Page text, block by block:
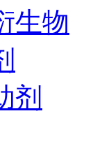
生物
剂